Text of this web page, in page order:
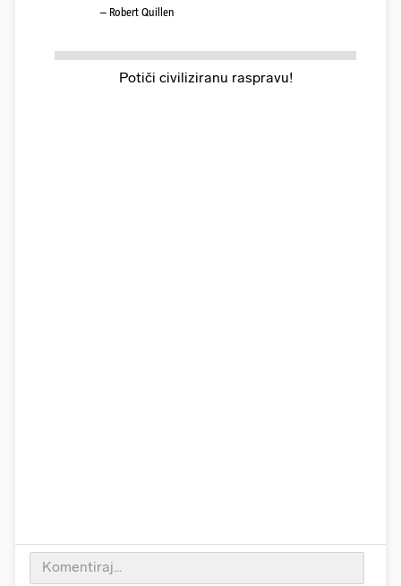
– Robert Quillen
Potiči civiliziranu raspravu!